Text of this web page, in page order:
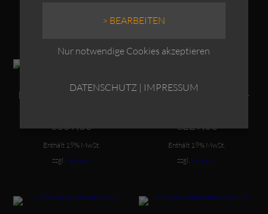
€159,00.
OSKA Kleid 610 /
LEINEN-BAUMWOLLE-
€339,00
Enthält 19% MwSt.
zzgl. Versand
OSKA Hose 630 /
BAUMWOLLE-LEINEN-
€229,00
Enthält 19% MwSt.
zzgl.Versand
Dieses Produkt weist mehrere Varianten auf. Die Optionen können auf der Produktseite gewählt werden Dieses Produkt weist mehrere Varianten auf. Die Optionen können auf der Produktseite gewählt werden
> BEARBEITEN
Nur notwendige Cookies akzeptieren
DATENSCHUTZ | IMPRESSUM